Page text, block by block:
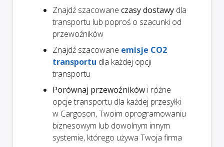
Znajdź szacowane czasy dostawy dla
transportu lub poproś o szacunki od
przewoźników
Znajdź szacowane emisje CO2
transportu dla każdej opcji
transportu
Porównaj przewoźników i różne
opcje transportu dla każdej przesyłki
w Cargoson, Twoim oprogramowaniu
biznesowym lub dowolnym innym
systemie, którego używa Twoja firma